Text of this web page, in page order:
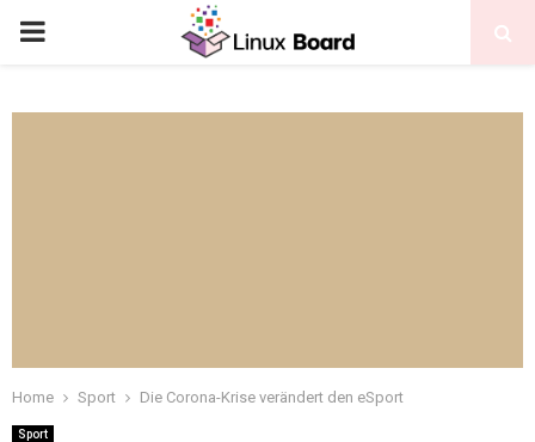
Home Sport Die Corona-Krise verändert den eSport
Sport